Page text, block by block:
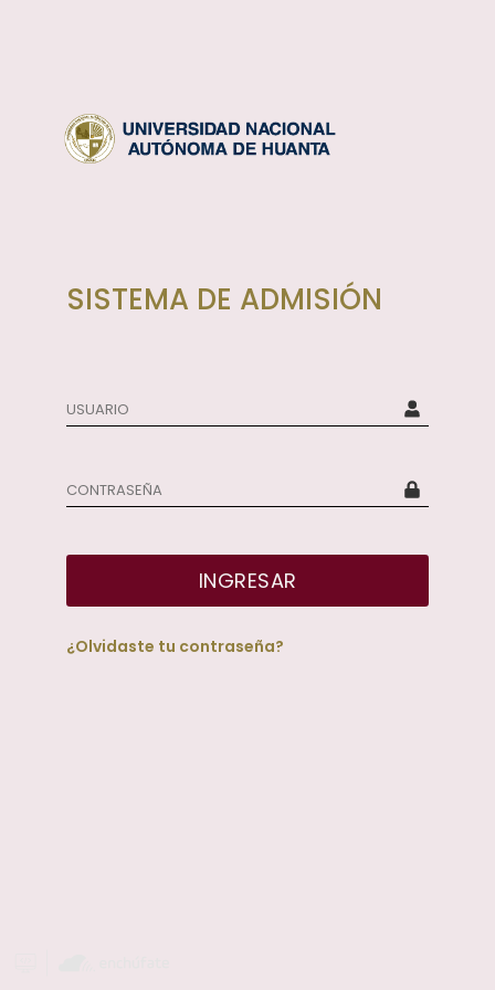
SISTEMA DE ADMISIÓN
INGRESAR
¿Olvidaste tu contraseña?